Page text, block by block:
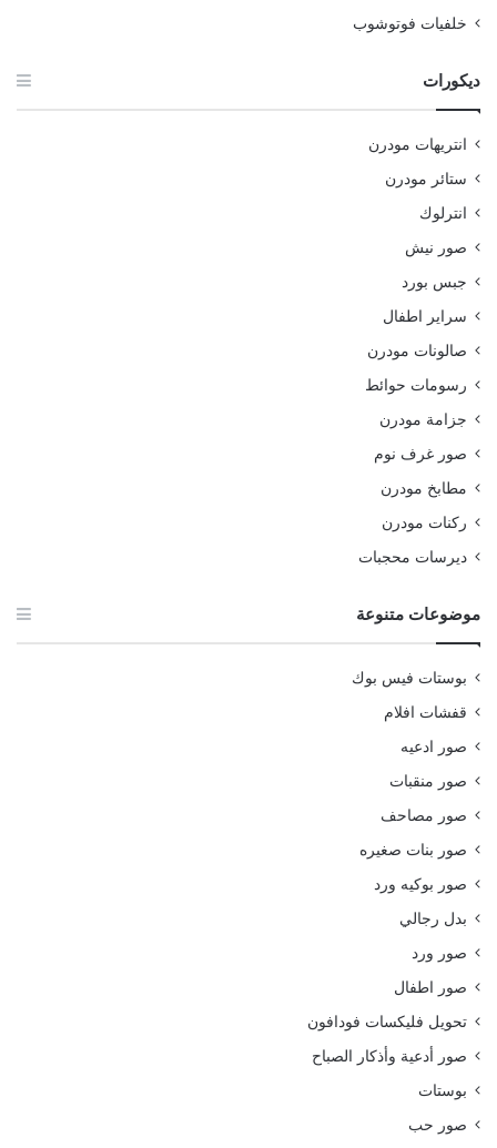
خلفيات فوتوشوب
ديكورات
انتريهات مودرن
ستائر مودرن
انترلوك
صور نيش
جبس بورد
سراير اطفال
صالونات مودرن
رسومات حوائط
جزامة مودرن
صور غرف نوم
مطابخ مودرن
ركنات مودرن
ديرسات محجبات
موضوعات متنوعة
بوستات فيس بوك
قفشات افلام
صور ادعيه
صور منقبات
صور مصاحف
صور بنات صغيره
صور بوكيه ورد
بدل رجالي
صور ورد
صور اطفال
تحويل فليكسات فودافون
صور أدعية وأذكار الصباح
بوستات
صور حب